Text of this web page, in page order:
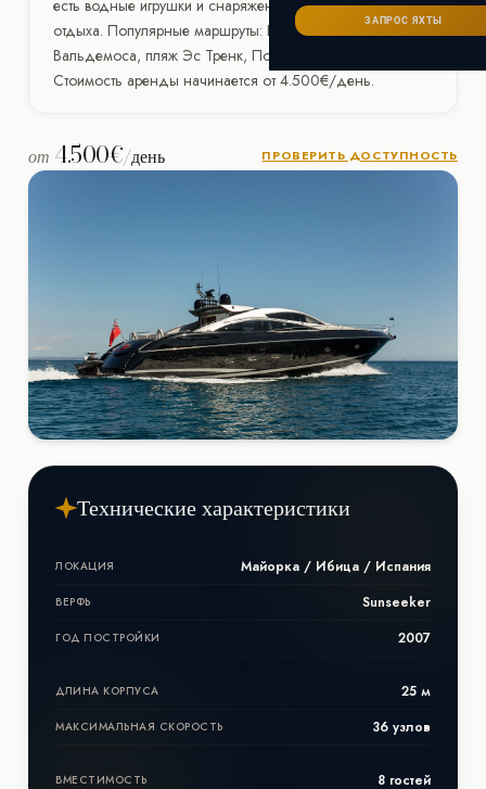
Ибица
ИТАЛИЯ
Сардиния
Франция
САНКТ-ПЕТЕРБУРГ
ЗАПРОС ЯХТЫ
есть водные игрушки и снаряжение для активного
отдыха. Популярные маршруты: Кала д'Ор,
Вальдемоса, пляж Эс Тренк, Порт-Андратч и Пальма.
Стоимость аренды начинается от 4.500€/день.
от 4.500€/день ПРОВЕРИТЬ ДОСТУПНОСТЬ
Технические характеристики
ЛОКАЦИЯ Майорка / Ибица / Испания
ВЕРФЬ Sunseeker
ГОД ПОСТРОЙКИ 2007
ДЛИНА КОРПУСА 25 м
МАКСИМАЛЬНАЯ СКОРОСТЬ 36 узлов
ВМЕСТИМОСТЬ 8 гостей